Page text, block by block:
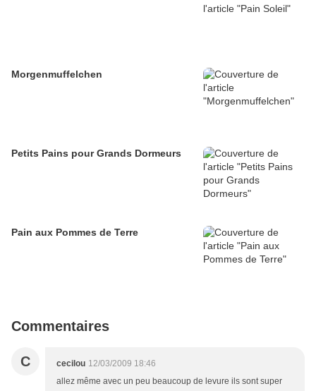
Morgenmuffelchen
Petits Pains pour Grands Dormeurs
Pain aux Pommes de Terre
Commentaires
C cecilou 12/03/2009 18:46
allez même avec un peu beaucoup de levure ils sont super